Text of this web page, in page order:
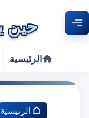
الرئيسية
الرئيسية